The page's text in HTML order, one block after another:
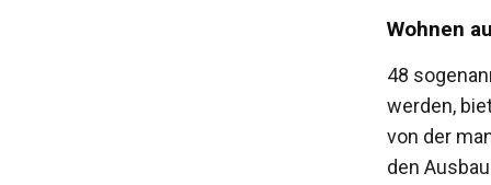
Wohnen
48
werden,
von der
den